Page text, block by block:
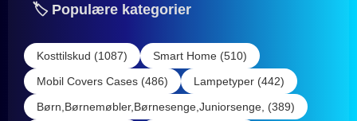
🏷️ Populære kategorier
Kosttilskud (1087)
Smart Home (510)
Mobil Covers Cases (486)
Lampetyper (442)
Børn,Børnemøbler,Børnesenge,Juniorsenge, (389)